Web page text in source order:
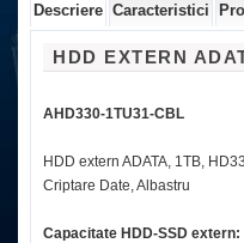
Descriere Caracteristici
HDD EXTERN
AHD330-1TU31-CBL
HDD extern ADATA, 1TB,
Criptare Date, Albastru
Capacitate HDD-SSD extern: